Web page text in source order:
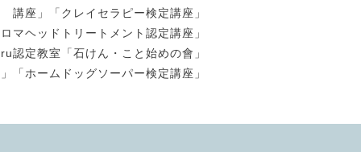
講座」「クレイセラピー検定講座」
マヘッドトリートメント認定講座」
認定教室「石けん・こと始めの會」
「ホームドッグソーパー検定講座」